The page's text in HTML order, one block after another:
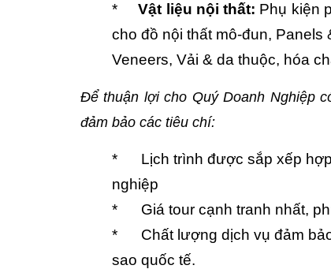
*Vật liệu nội thất: Phụ kiện
cho đồ nội thất mô-đun,
Veneers, Vải & da thuộc, hóa
Để thuận lợi cho Quý Doanh Nghiệp
đảm bảo các tiêu chí:
*
Lịch trình được sắp xếp
nghiệp
*
Giá tour cạnh tranh nhất,
*
Chất lượng dịch vụ đảm
sao quốc tế.